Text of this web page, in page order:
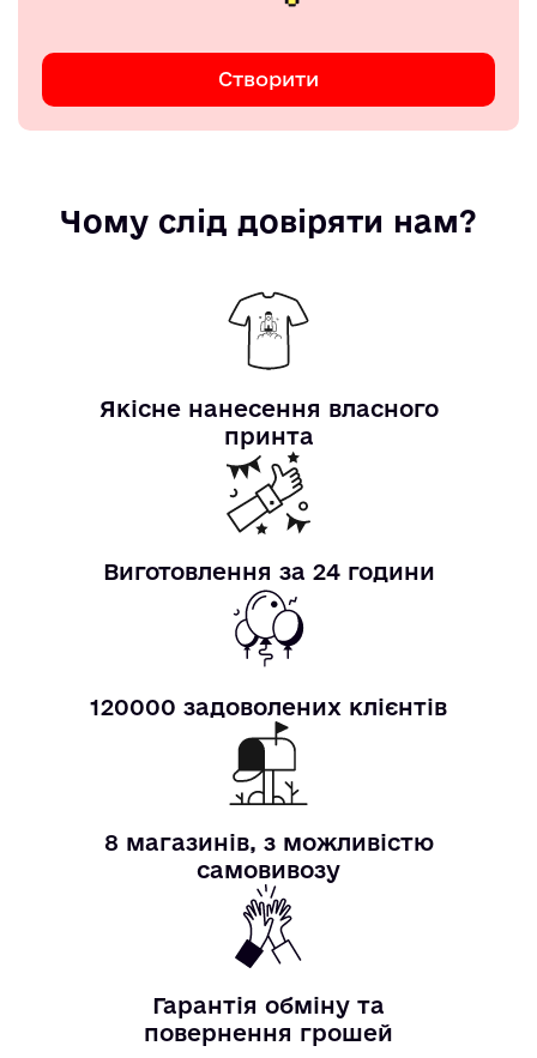
Створити
Чому слід довіряти нам?
Якісне нанесення власного
принта
Виготовлення за 24 години
120000 задоволених клієнтів
8 магазинів, з можливістю
самовивозу
Гарантія обміну та
повернення грошей